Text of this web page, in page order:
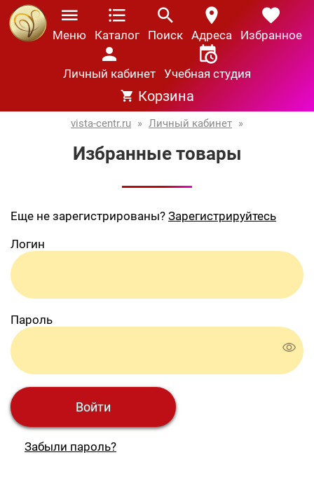
Меню Каталог Поиск Адреса Избранное
Личный кабинет Учебная студия
Корзина
vista-centr.ru » Личный кабинет »
Избранные товары
Еще не зарегистрированы? Зарегистрируйтесь
Логин
Пароль
Забыли пароль?